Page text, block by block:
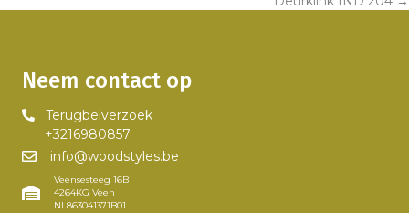
navigation
Neem contact op
Terugbelverzoek
+3216980857
info@woodstyles.be
Veensesteeg 16B
4264KG Veen
NL863041371B01